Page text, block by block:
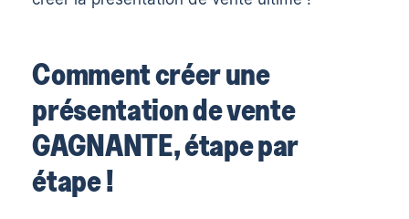
Comment créer une
présentation de vente
GAGNANTE, étape par
étape !